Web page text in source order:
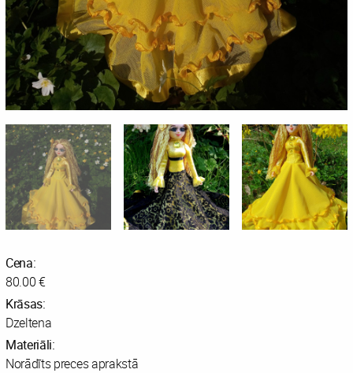
Cena:
80.00 €
Krāsas:
Dzeltena
Materiāli:
Norādīts preces aprakstā